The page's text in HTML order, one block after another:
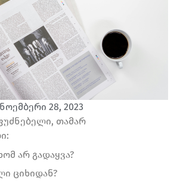
ნოემბერი 28, 2023
თამარ
არ გადაყვა?
ციხიდან?